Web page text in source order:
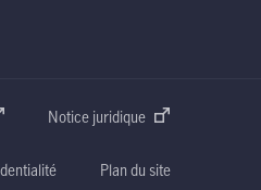
Notice juridique
Plan du site